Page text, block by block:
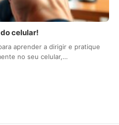
celular!
aprender a dirigir e pratique
no seu celular,…